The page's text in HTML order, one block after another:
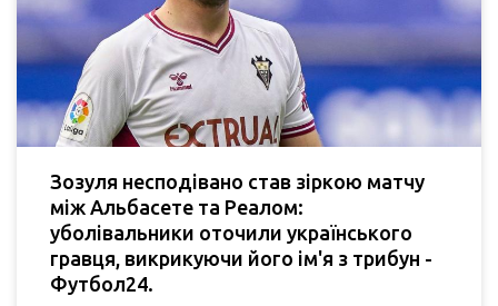
Зозуля несподівано став зіркою матчу
між Альбасете та Реалом:
уболівальники оточили українського
гравця, викрикуючи його ім'я з трибун -
Футбол24.